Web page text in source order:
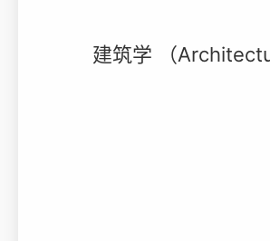
建筑学 （